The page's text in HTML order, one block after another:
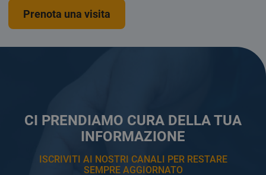
CI PRENDIAMO CURA DELLA TUA
INFORMAZIONE
ISCRIVITI AI NOSTRI CANALI PER RESTARE
SEMPRE AGGIORNATO
Prenota una visita